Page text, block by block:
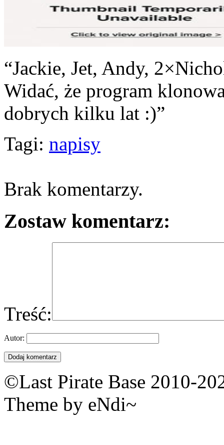
“Jackie, Jet, Andy,
Widać, że program
dobrych kilku lat :)”
Tagi: napisy
Brak komentarzy.
Zostaw komentarz:
Treść:
Autor:
©Last Pirate Base 2010-
Theme by eNdi~